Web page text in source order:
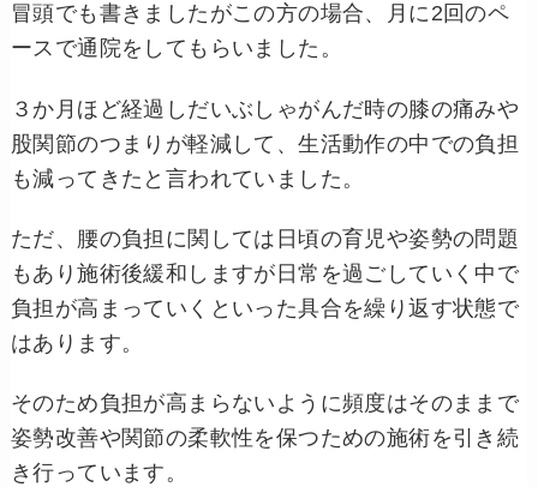
冒頭でも書きましたがこの方の場合、月に2回のペ
ースで通院をしてもらいました。
３か月ほど経過しだいぶしゃがんだ時の膝の痛みや
股関節のつまりが軽減して、生活動作の中での負担
も減ってきたと言われていました。
ただ、腰の負担に関しては日頃の育児や姿勢の問題
もあり施術後緩和しますが日常を過ごしていく中で
負担が高まっていくといった具合を繰り返す状態で
はあります。
そのため負担が高まらないように頻度はそのままで
姿勢改善や関節の柔軟性を保つための施術を引き続
き行っています。